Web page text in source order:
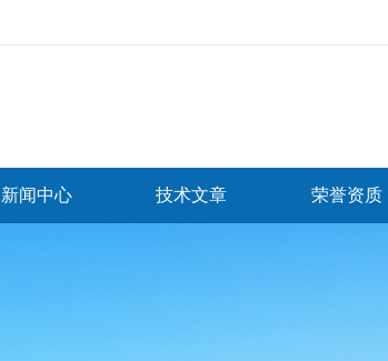
新闻中心 技术文章 荣誉资质